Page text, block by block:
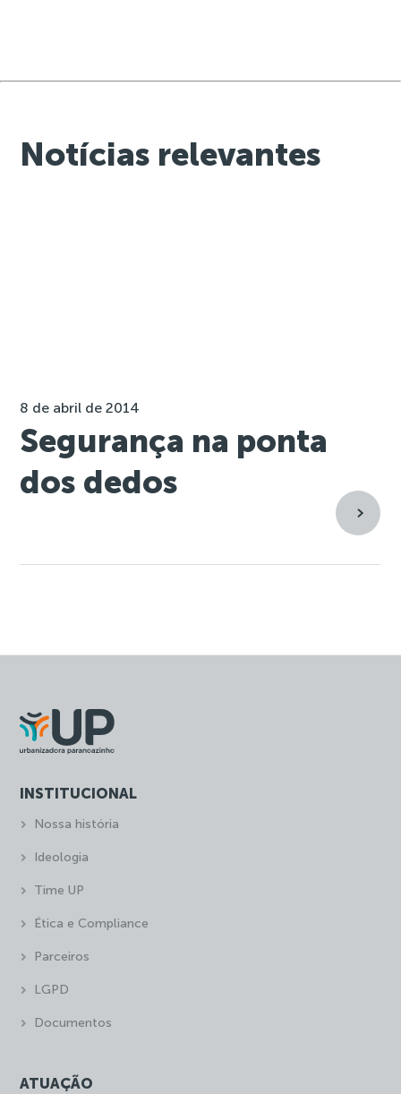
Notícias relevantes
8 de abril de 2014
Segurança na ponta
dos dedos
INSTITUCIONAL
Nossa história
Ideologia
Time UP
Ética e Compliance
Parceiros
LGPD
Documentos
ATUAÇÃO